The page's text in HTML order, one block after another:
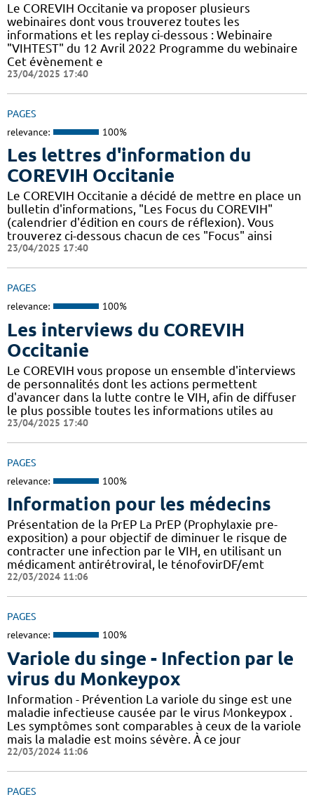
Le COREVIH Occitanie va proposer plusieurs
webinaires dont vous trouverez toutes les
informations et les replay ci-dessous : Webinaire
"VIHTEST" du 12 Avril 2022 Programme du webinaire
Cet évènement e
23/04/2025 17:40
PAGES
relevance: 100%
Les lettres d'information du
COREVIH Occitanie
Le COREVIH Occitanie a décidé de mettre en place un
bulletin d'informations, "Les Focus du COREVIH"
(calendrier d'édition en cours de réflexion). Vous
trouverez ci-dessous chacun de ces "Focus" ainsi
23/04/2025 17:40
PAGES
relevance: 100%
Les interviews du COREVIH
Occitanie
Le COREVIH vous propose un ensemble d'interviews
de personnalités dont les actions permettent
d'avancer dans la lutte contre le VIH, afin de diffuser
le plus possible toutes les informations utiles au
23/04/2025 17:40
PAGES
relevance: 100%
Information pour les médecins
Présentation de la PrEP La PrEP (Prophylaxie pre-
exposition) a pour objectif de diminuer le risque de
contracter une infection par le VIH, en utilisant un
médicament antirétroviral, le ténofovirDF/emt
22/03/2024 11:06
PAGES
relevance: 100%
Variole du singe - Infection par le
virus du Monkeypox
Information - Prévention La variole du singe est une
maladie infectieuse causée par le virus Monkeypox .
Les symptômes sont comparables à ceux de la variole
mais la maladie est moins sévère. À ce jour
22/03/2024 11:06
PAGES